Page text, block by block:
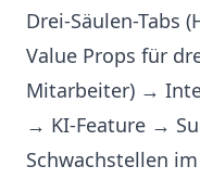
Drei-Säulen-Tabs
Value Props für
Mitarbeiter) →
→ KI-Feature →
Schwachstellen